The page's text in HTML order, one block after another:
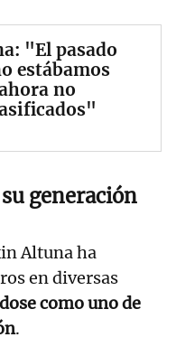
"El pasado
estábamos
no
generación
Altuna ha
en diversas
como uno de
.